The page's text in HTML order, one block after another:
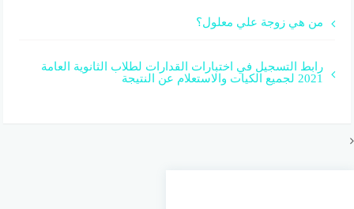
من هي زوجة علي معلول؟
رابط التسجيل في اختبارات القدارات لطلاب الثانوية العامة
2021 لجميع الكيات والاستعلام عن النتيجة